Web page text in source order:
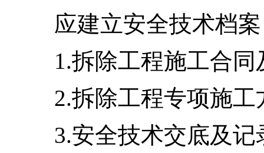
应建立安全技术档
1.拆除工程施工合
2.拆除工程专项施工
3.安全技术交底及记